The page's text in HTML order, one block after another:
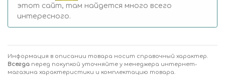
этот сайт, там найдется много всего
интересного.
Информация в описании товара носит справочный характер.
Всегда перед покупкой уточняйте у менеджера интернет-
магазина характеристики и комплектацию товара.